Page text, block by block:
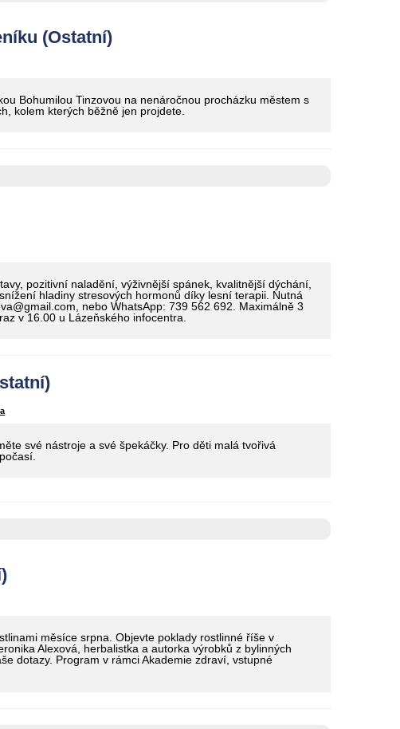
(Ostatní)
Bohumilou Tinzovou na nenáročnou procházku městem s
kolem kterých běžně jen projdete.
pozitivní naladění, výživnější spánek, kvalitnější dýchání,
hladiny stresových hormonů díky lesní terapii. Nutná
nebo WhatsApp: 739 562 692. Maximálně 3
v 16.00 u Lázeňského infocentra.
své nástroje a své špekáčky. Pro děti malá tvořivá
měsíce srpna. Objevte poklady rostlinné říše v
Alexová, herbalistka a autorka výrobků z bylinných
dotazy. Program v rámci Akademie zdraví, vstupné